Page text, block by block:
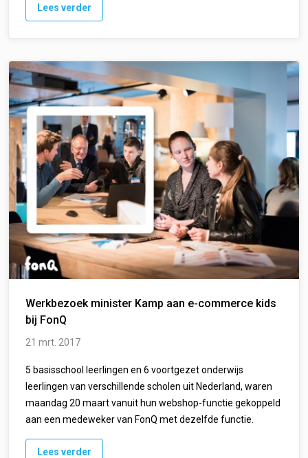
Lees verder
Werkbezoek minister Kamp aan e-commerce kids
bij FonQ
21 mrt. 2017
5 basisschool leerlingen en 6 voortgezet onderwijs
leerlingen van verschillende scholen uit Nederland, waren
maandag 20 maart vanuit hun webshop-functie gekoppeld
aan een medeweker van FonQ met dezelfde functie.
Lees verder